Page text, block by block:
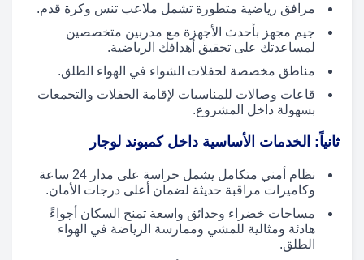
مرافق رياضية متطورة تشمل ملاعب تنس وكرة قدم.
جيم مجهز بأحدث الأجهزة مع مدربين متخصصين
لمساعدتك على تحقيق أهدافك الرياضية.
مناطق مخصصة لحفلات الشواء في الهواء الطلق.
قاعات وصالات للمناسبات لإقامة الحفلات والتجمعات
بسهولة داخل المشروع.
ثانياً: الخدمات الأساسية داخل كمبوند لوجار
نظام أمني متكامل يشمل حراسة على مدار 24 ساعة
وكاميرات مراقبة حديثة لضمان أعلى درجات الأمان.
مساحات خضراء وحدائق واسعة تمنح السكان أجواءً
هادئة ومثالية للمشي وممارسة الرياضة في الهواء
الطلق.